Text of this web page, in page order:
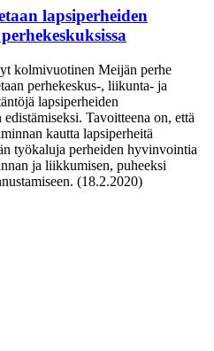
lapsiperheiden
kolmivuotinen Meijän perhe
perhekeskus-, liikunta- ja
lapsiperheiden
Tavoitteena on, että
kautta lapsiperheitä
työkaluja perheiden hyvinvointia
ja liikkumisen, puheeksi
(18.2.2020)